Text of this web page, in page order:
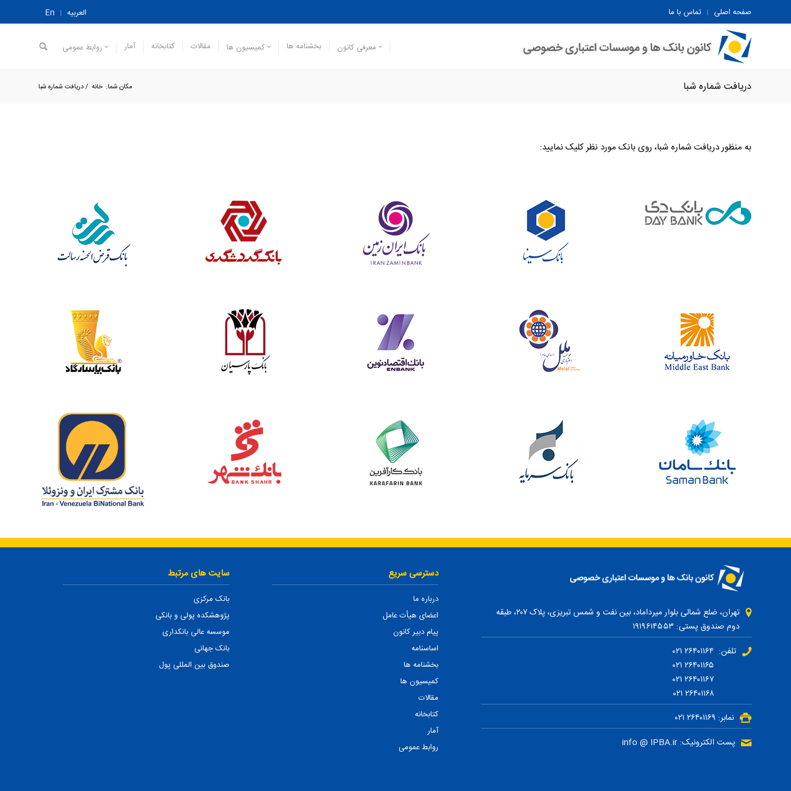
صفحه اصلی تماس با ما العربیه En
معرفی کانون بخشنامه ها کمیسیون ها مقالات کتابخانه آمار روابط عمومی
دریافت شماره شبا مکان شما: خانه /دریافت شماره شبا
به منظور دریافت شماره شبا، روی بانک مورد نظر کلیک نمایید:
تهران، ضلع شمالی بلوار میرداماد، بین نفت و شمس تبریزی، پلاک ۲۰۷، طبقه
دوم صندوق پستی: ۱۹۱۹۶۱۴۵۵۳
تلفن: ۲۶۴۰۱۱۶۴ ۰۲۱
نمابر: ۲۶۴۰۱۱۶۹ ۰۲۱
پست الکترونیک: info @ IPBA.ir
دسترسی سریع
درباره ما
اعضای هیأت عامل
پیام دبیر کانون
اساسنامه
بخشنامه ها
کمیسیون ها
مقالات
کتابخانه
آمار
روابط عمومی
سایت های مرتبط
بانک مرکزی
پژوهشکده پولی و بانکی
موسسه عالی بانکداری
بانک جهانی
صندوق بین المللی پول